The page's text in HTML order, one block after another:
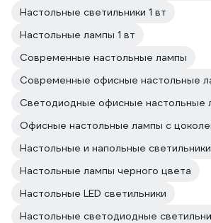
Настольные светильники 1 вт
Настольные лампы 1 вт
Современные настольные лампы
Современные офисные настольные
Светодиодные офисные настольные
Офисные настольные лампы с
Настольные лампы черного цвета
Настольные LED светильники
Настольные светодиодные